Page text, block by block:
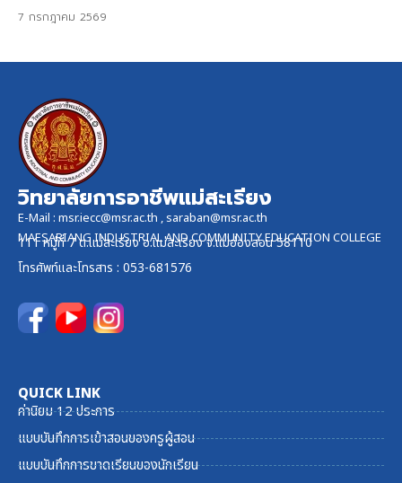
7 กรกฎาคม 2569
วิทยาลัยการอาชีพแม่สะเรียง
E-Mail : msr.iecc@msr.ac.th ,saraban@msr.ac.th
MAESARIANG INDUSTRIAL AND COMMUNITY EDUCATION COLLEGE
111 หมู่ที่ 7 ต.แม่สะเรียง อ.แม่สะเรียง จ.แม่ฮ่องสอน 58110
โทรศัพท์และโทรสาร : 053-681576
QUICK LINK
ค่านิยม 12 ประการ
แบบบันทึกการเข้าสอนของครูผู้สอน
แบบบันทึกการขาดเรียนของนักเรียน